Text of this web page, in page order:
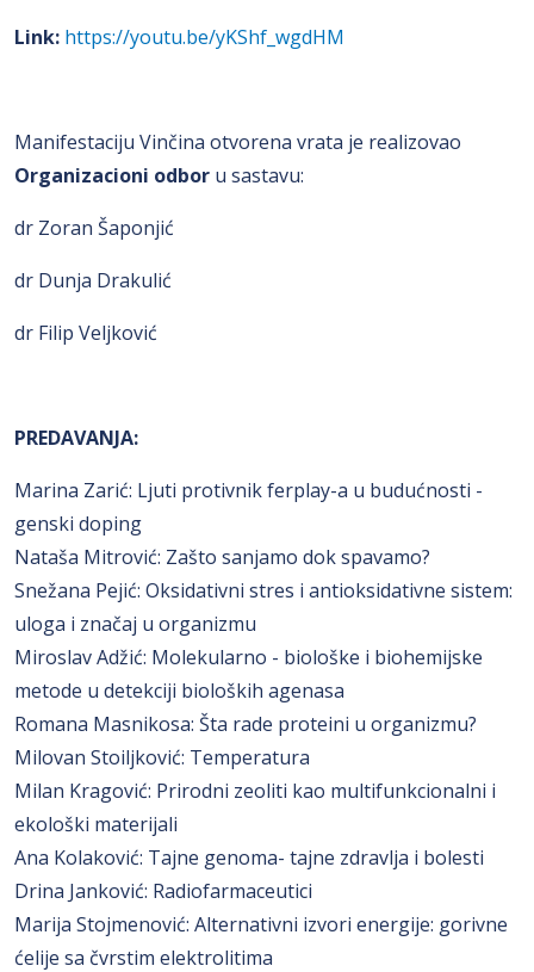
Link: https://youtu.be/yKShf_wgdHM
Manifestaciju Vinčina otvorena vrata je realizovao
Organizacioni odbor u sastavu:
dr Zoran Šaponjić
dr Dunja Drakulić
dr Filip Veljković
PREDAVANJA:
Marina Zarić: Ljuti protivnik ferplay-a u budućnosti -
genski doping
Nataša Mitrović: Zašto sanjamo dok spavamo?
Snežana Pejić: Oksidativni stres i antioksidativne sistem:
uloga i značaj u organizmu
Miroslav Adžić: Molekularno - biološke i biohemijske
metode u detekciji bioloških agenasa
Romana Masnikosa: Šta rade proteini u organizmu?
Milovan Stoiljković: Temperatura
Milan Kragović: Prirodni zeoliti kao multifunkcionalni i
ekološki materijali
Ana Kolaković: Tajne genoma- tajne zdravlja i bolesti
Drina Janković: Radiofarmaceutici
Marija Stojmenović: Alternativni izvori energije: gorivne
ćelije sa čvrstim elektrolitima